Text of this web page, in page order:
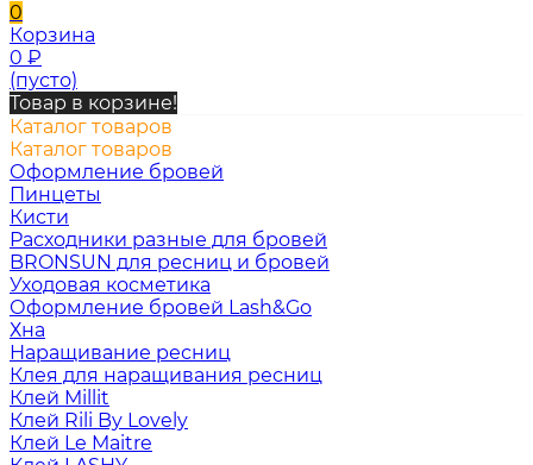
0
Корзина
0 ₽
(пусто)
Товар в корзине!
Каталог товаров
Каталог товаров
Оформление бровей
Пинцеты
Кисти
Расходники разные для бровей
BRONSUN для ресниц и бровей
Уходовая косметика
Оформление бровей Lash&Go
Хна
Наращивание ресниц
Клея для наращивания ресниц
Клей Millit
Клей Rili By Lovely
Клей Le Maitre